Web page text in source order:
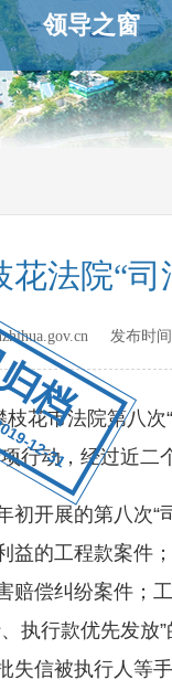
档
12-31
领导之窗
花法院“
发布时
市法院第八次“
行动，经过近
展的第八次“
益的工程款案件
赔偿纠纷案件；
执行款优先发
失信被执行人等